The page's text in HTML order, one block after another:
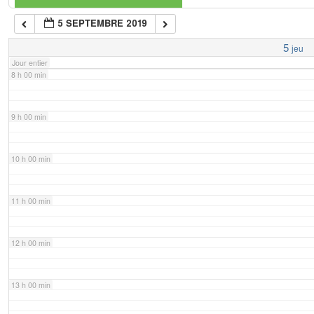
5 SEPTEMBRE 2019
5 jeu
Jour entier
7 h 00 min
8 h 00 min
9 h 00 min
10 h 00 min
11 h 00 min
12 h 00 min
13 h 00 min